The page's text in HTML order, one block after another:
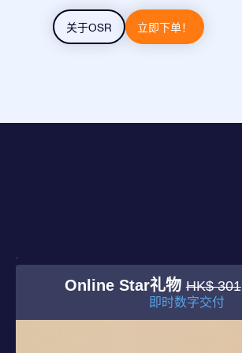
关于OSR 立即下单！
Online Star礼物HK$ 301
即时数字交付